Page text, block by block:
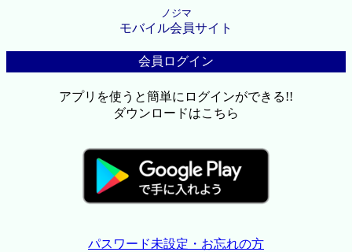
ノジマ
モバイル会員サイト
会員ログイン
アプリを使うと簡単にログインができる!!
ダウンロードはこちら
パスワード未設定・お忘れの方